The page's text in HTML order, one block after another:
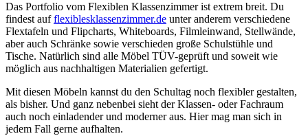
Das Portfolio vom Flexiblen Klassenzimmer ist extrem breit. Du
findest aufflexiblesklassenzimmer.de unter anderem verschiedene
Flextafeln und Flipcharts, Whiteboards, Filmleinwand, Stellwände,
aber auch Schränke sowie verschieden große Schulstühle und
Tische. Natürlich sind alle Möbel TÜV-geprüft und soweit wie
möglich aus nachhaltigen Materialien gefertigt.
Mit diesen Möbeln kannst du den Schultag noch flexibler gestalten,
als bisher. Und ganz nebenbei sieht der Klassen- oder Fachraum
auch noch einladender und moderner aus. Hier mag man sich in
jedem Fall gerne aufhalten.